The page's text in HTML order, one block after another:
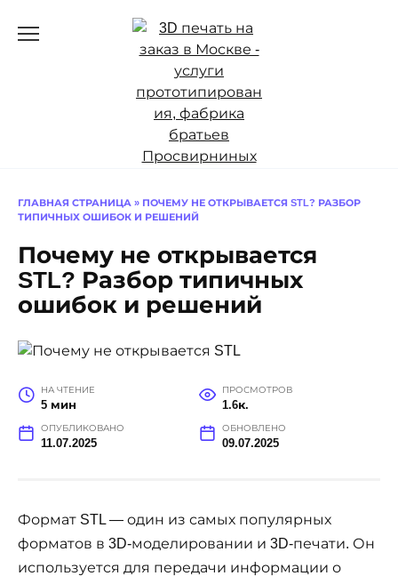
ГЛАВНАЯ СТРАНИЦА » ПОЧЕМУ НЕ ОТКРЫВАЕТСЯ STL? РАЗБОР
ТИПИЧНЫХ ОШИБОК И РЕШЕНИЙ
Почему не открывается
STL? Разбор типичных
ошибок и решений
НА ЧТЕНИЕ
5 мин
ПРОСМОТРОВ
1.6к.
ОПУБЛИКОВАНО
11.07.2025
ОБНОВЛЕНО
09.07.2025
Формат STL — один из самых популярных
форматов в 3D-моделировании и 3D-печати. Он
используется для передачи информации о